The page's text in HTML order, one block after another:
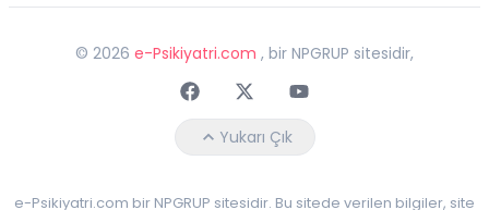
© 2026 e-Psikiyatri.com , bir NPGRUP sitesidir,
FaceebokTwitterYoutube
Yukarı Çık
e-Psikiyatri.com bir NPGRUP sitesidir. Bu sitede verilen bilgiler, site